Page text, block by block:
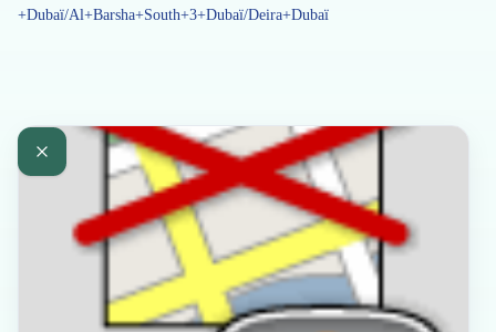
+Dubaï/Al+Barsha+South+3+Dubaï/Deira+Dubaï